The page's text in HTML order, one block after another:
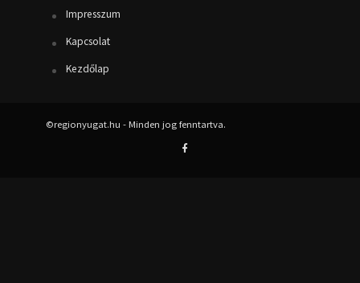
Impresszum
Kapcsolat
Kezdőlap
©regionyugat.hu - Minden jog fenntartva.